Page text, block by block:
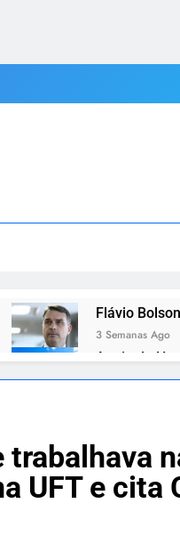
Flávio
3 Semanas Ago
Apoio de
3 Semanas Ago
3 Semanas Ago
Canoa vira
trabalhava
UFT e cita